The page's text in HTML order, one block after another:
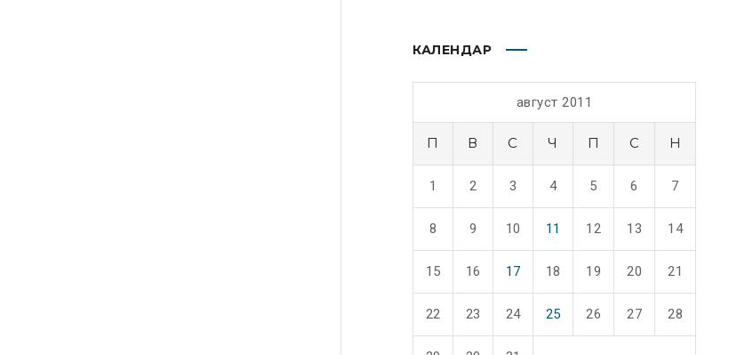
КАЛЕНДАР
август 2011
П В С Ч П С Н
1 2 3 4 5 6 7
8 9 10 11 12 13 14
15 16 17 18 19 20 21
22 23 24 25 26 27 28